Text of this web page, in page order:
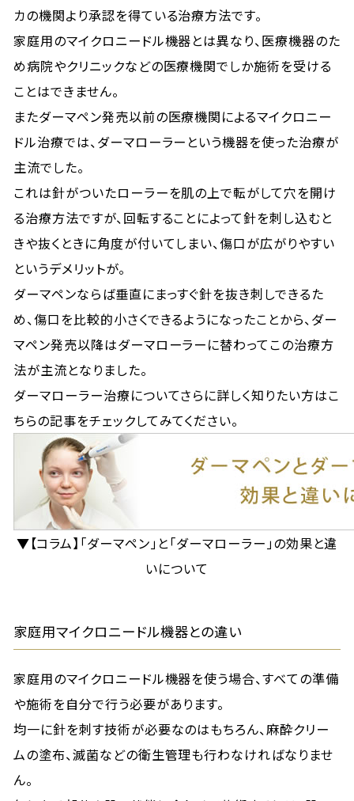
カの機関より承認を得ている治療方法です。
家庭用のマイクロニードル機器とは異なり、医療機器のた
め病院やクリニックなどの医療機関でしか施術を受ける
ことはできません。
またダーマペン発売以前の医療機関によるマイクロニー
ドル治療では、ダーマローラーという機器を使った治療が
主流でした。
これは針がついたローラーを肌の上で転がして穴を開け
る治療方法ですが、回転することによって針を刺し込むと
きや抜くときに角度が付いてしまい、傷口が広がりやすい
というデメリットが。
ダーマペンならば垂直にまっすぐ針を抜き刺しできるた
め、傷口を比較的小さくできるようになったことから、ダー
マペン発売以降はダーマローラーに替わってこの治療方
法が主流となりました。
ダーマローラー治療についてさらに詳しく知りたい方はこ
ちらの記事をチェックしてみてください。
▼【コラム】「ダーマペン」と「ダーマローラー」の効果と違
いについて
家庭用マイクロニードル機器との違い
家庭用のマイクロニードル機器を使う場合、すべての準備
や施術を自分で行う必要があります。
均一に針を刺す技術が必要なのはもちろん、麻酔クリー
ムの塗布、滅菌などの衛生管理も行わなければなりませ
ん。